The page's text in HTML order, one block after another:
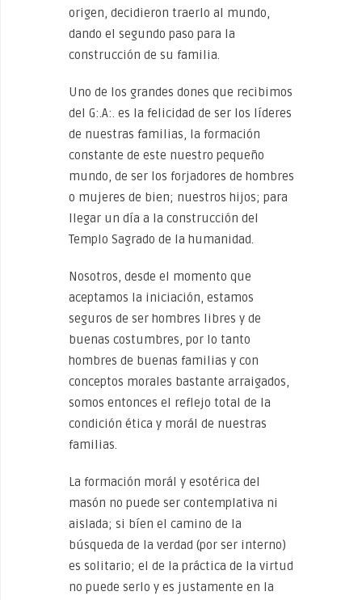
origen, decidieron traerlo al mundo,
dando el segundo paso para la
construcción de su familia.
Uno de los grandes dones que recibimos
del G:.A:. es la felicidad de ser los líderes
de nuestras familias, la formación
constante de este nuestro pequeño
mundo, de ser los forjadores de hombres
o mujeres de bien; nuestros hijos; para
llegar un día a la construcción del
Templo Sagrado de la humanidad.
Nosotros, desde el momento que
aceptamos la iniciación, estamos
seguros de ser hombres libres y de
buenas costumbres, por lo tanto
hombres de buenas familias y con
conceptos morales bastante arraigados,
somos entonces el reflejo total de la
condición ética y morál de nuestras
familias.
La formación morál y esotérica del
masón no puede ser contemplativa ni
aislada; si bíen el camino de la
búsqueda de la verdad (por ser interno)
es solitario; el de la práctica de la virtud
no puede serlo y es justamente en la